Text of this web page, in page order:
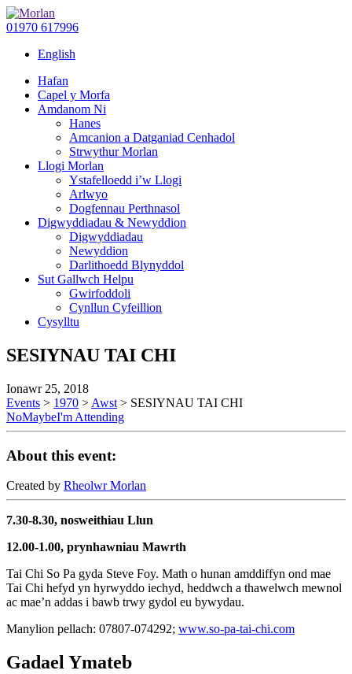
01970 617996
English
Hafan
Capel y Morfa
Amdanom Ni
Hanes
Amcanion a Datganiad Cenhadol
Strwythur Morlan
Llogi Morlan
Ystafelloedd i’w Llogi
Arlwyo
Dogfennau Perthnasol
Digwyddiadau & Newyddion
Digwyddiadau
Newyddion
Darlithoedd Blynyddol
Sut Gallwch Helpu
Gwirfoddoli
Cynllun Cyfeillion
Cysylltu
SESIYNAU TAI CHI
Ionawr 25, 2018
Events > 1970 > Awst > SESIYNAU TAI CHI
NoMaybeI'm Attending
About this event:
Created by Rheolwr Morlan
7.30-8.30, nosweithiau Llun
12.00-1.00, prynhawniau Mawrth
Tai Chi So Pa gyda Steve Foy. Math o hunan amddiffyn ond mae
Tai Chi hefyd yn hyrwyddo iechyd, heddwch a thawelwch mewnol
ac mae’n addas i bawb trwy gydol eu bywydau.
Manylion pellach: 07807-074292; www.so-pa-tai-chi.com
Gadael Ymateb